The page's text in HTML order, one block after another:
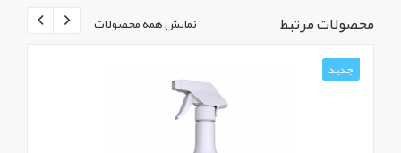
نمایش همه محصولات محصولات مرتبط
جدید